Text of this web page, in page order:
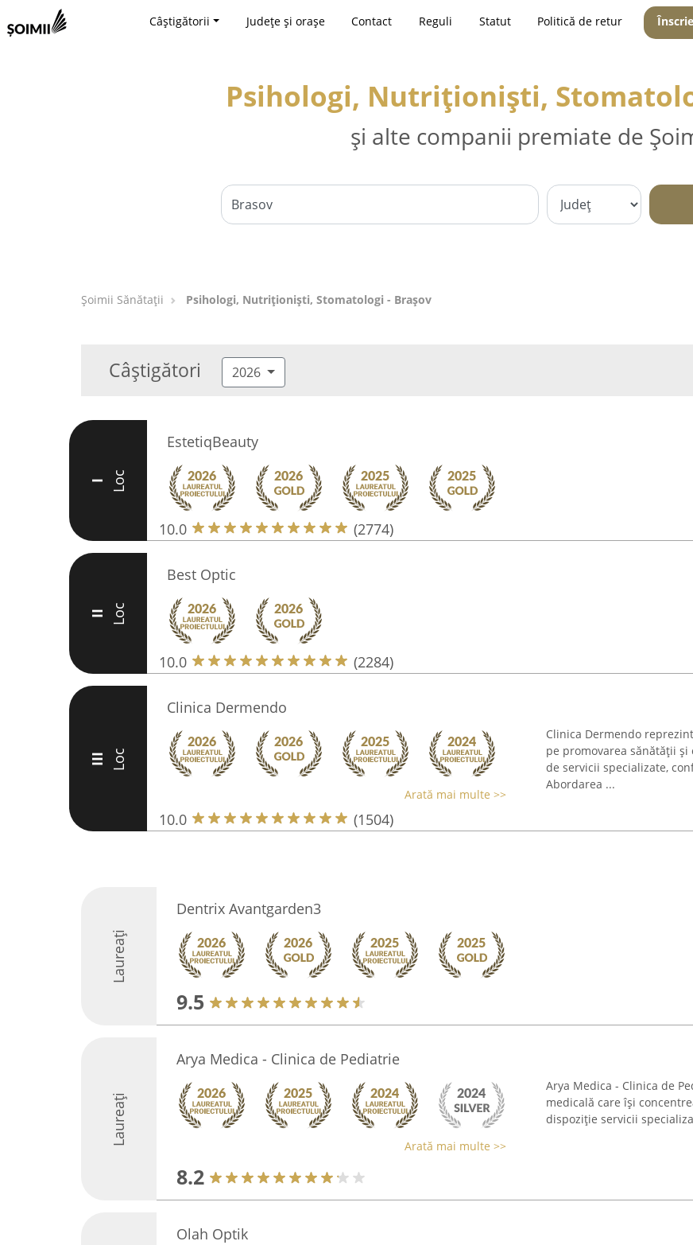
Câștigătorii Județe și orașe Contact Reguli Statut Politică de retur
Psihologi, Nutriționiști,
și alte companii premiate de
Şoimii Sănătații Psihologi, Nutriționiști, Stomatologi - Braşov
Câștigători 2026
I Loc
EstetiqBeauty
10.0 (2774)
II Loc
Best Optic
10.0 (2284)
III Loc
Clinica Dermendo
Arată mai multe >>
10.0 (1504)
Clinica Dermendo
pe promovarea sănătății
de servicii specializate,
Abordarea ...
Laureați
Dentrix Avantgarden3
9.5
Laureați
Arya Medica - Clinica de Pediatrie
Arată mai multe >>
8.2
Arya Medica - Clinica de
medicală care își
dispoziție servicii
Olah Optik